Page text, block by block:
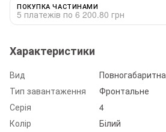
ПОКУПКА ЧАСТИНАМИ
5 платежів по 6 200.80 грн
Характеристики
Вид
Повногабаритна
Тип завантаження
Фронтальне
Серія
4
Колір
Білий